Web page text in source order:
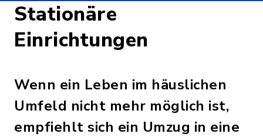
Stationäre
Einrichtungen
Wenn ein Leben im häuslichen
Umfeld nicht mehr möglich ist,
empfiehlt sich ein Umzug in eine